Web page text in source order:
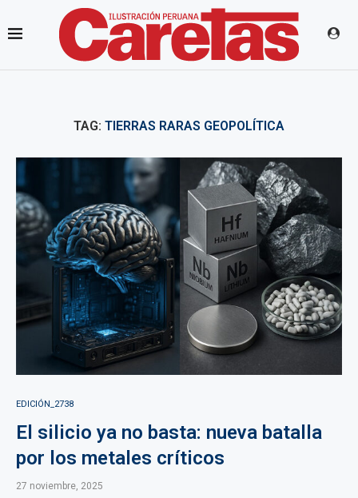
TAG: TIERRAS RARAS GEOPOLÍTICA
EDICIÓN_2738
El silicio ya no basta: nueva batalla
por los metales críticos
27 noviembre, 2025